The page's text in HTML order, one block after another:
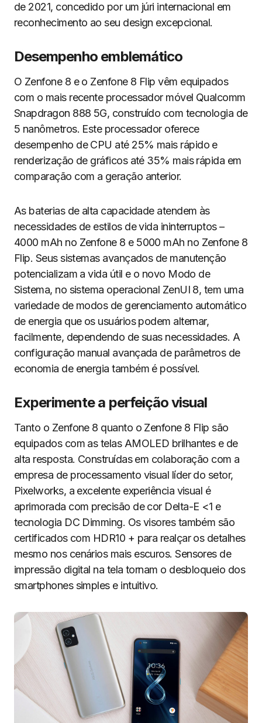
de 2021, concedido por um júri internacional em
reconhecimento ao seu design excepcional.
Desempenho emblemático
O Zenfone 8 e o Zenfone 8 Flip vêm equipados
com o mais recente processador móvel Qualcomm
Snapdragon 888 5G, construído com tecnologia de
5 nanômetros. Este processador oferece
desempenho de CPU até 25% mais rápido e
renderização de gráficos até 35% mais rápida em
comparação com a geração anterior.
As baterias de alta capacidade atendem às
necessidades de estilos de vida ininterruptos –
4000 mAh no Zenfone 8 e 5000 mAh no Zenfone 8
Flip. Seus sistemas avançados de manutenção
potencializam a vida útil e o novo Modo de
Sistema, no sistema operacional ZenUI 8, tem uma
variedade de modos de gerenciamento automático
de energia que os usuários podem alternar,
facilmente, dependendo de suas necessidades. A
configuração manual avançada de parâmetros de
economia de energia também é possível.
Experimente a perfeição visual
Tanto o Zenfone 8 quanto o Zenfone 8 Flip são
equipados com as telas AMOLED brilhantes e de
alta resposta. Construídas em colaboração com a
empresa de processamento visual líder do setor,
Pixelworks, a excelente experiência visual é
aprimorada com precisão de cor Delta-E <1 e
tecnologia DC Dimming. Os visores também são
certificados com HDR10 + para realçar os detalhes
mesmo nos cenários mais escuros. Sensores de
impressão digital na tela tornam o desbloqueio dos
smartphones simples e intuitivo.